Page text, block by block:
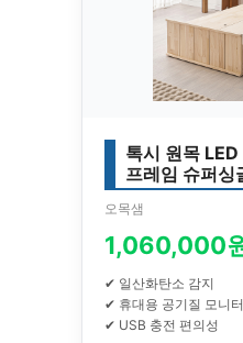
톡시 원목
프레임 슈퍼싱
오목샘
1,060,000
✔ 일산화탄소 감지
✔ 휴대용 공기질 모니터
✔ USB 충전 편의성